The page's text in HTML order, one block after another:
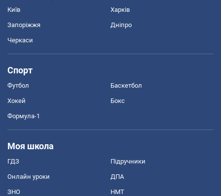
Київ Харків
Запоріжжя Дніпро
Черкаси
Спорт
Футбол Баскетбол
Хокей Бокс
Формула-1
Моя школа
ГДЗ Підручники
Онлайн уроки ДПА
ЗНО НМТ